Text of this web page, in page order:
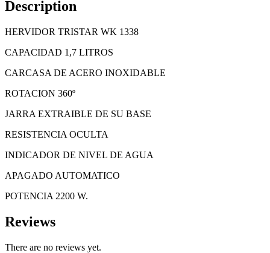
Description
HERVIDOR TRISTAR WK 1338
CAPACIDAD 1,7 LITROS
CARCASA DE ACERO INOXIDABLE
ROTACION 360º
JARRA EXTRAIBLE DE SU BASE
RESISTENCIA OCULTA
INDICADOR DE NIVEL DE AGUA
APAGADO AUTOMATICO
POTENCIA 2200 W.
Reviews
There are no reviews yet.